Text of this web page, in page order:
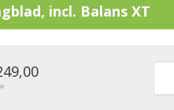
incl. Balans XT